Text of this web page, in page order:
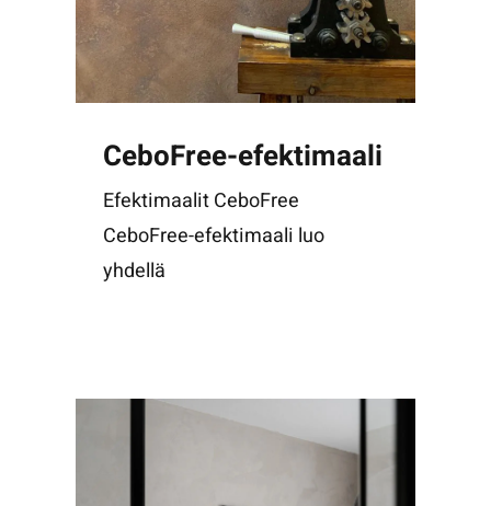
CeboFree-efektimaali
Efektimaalit CeboFree
CeboFree-efektimaali luo
yhdellä